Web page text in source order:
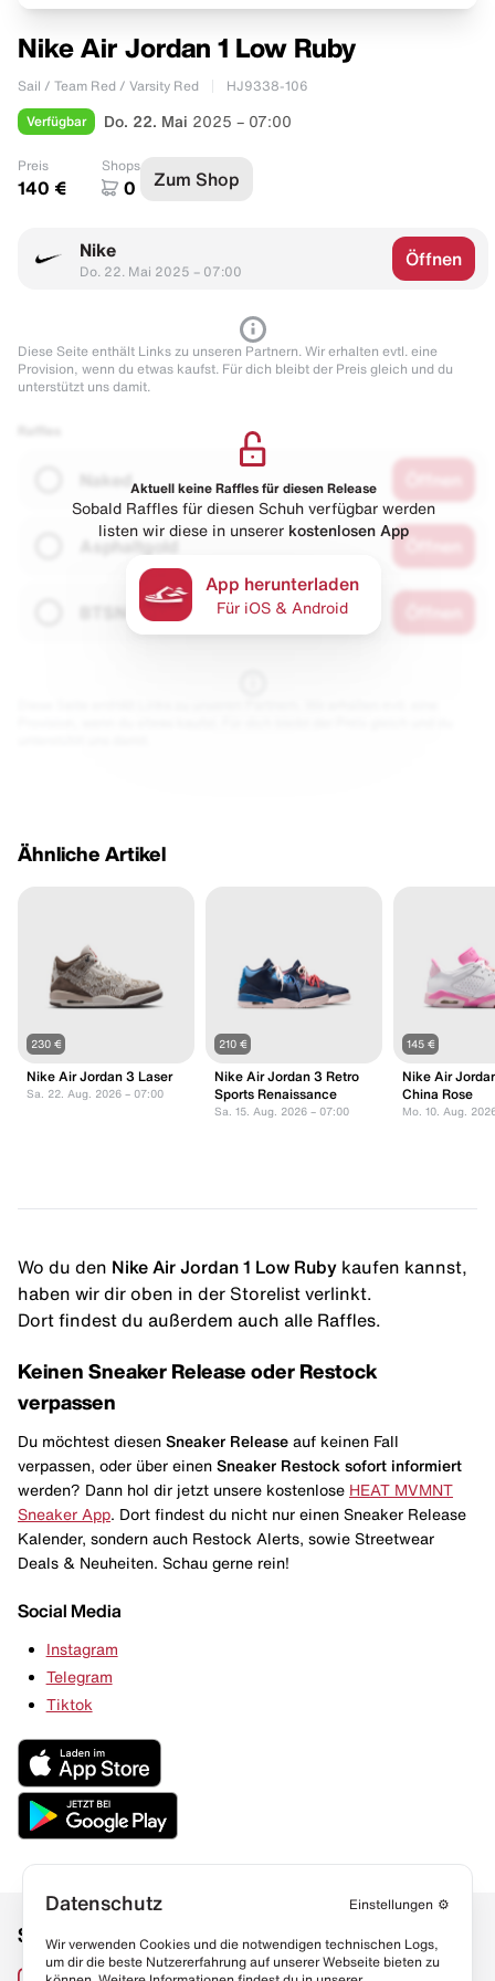
Nike Air Jordan 1 Low Ruby
Sail / Team Red / Varsity Red HJ9338-106
Verfügbar Do. 22. Mai 2025 – 07:00
Preis
140 €
Shops
0 Zum Shop
Nike
Do. 22. Mai 2025 – 07:00
Öffnen
Diese Seite enthält Links zu unseren Partnern. Wir erhalten evtl. eine
Provision, wenn du etwas kaufst. Für dich bleibt der Preis gleich und du
unterstützt uns damit.
Naked
Asphaltgold
Aktuell keine Raffles für diesen Release
Sobald Raffles für diesen Schuh verfügbar werden
listen wir diese in unserer kostenlosen App
App herunterladen
Für iOS & Android
Ähnliche Artikel
230 €
Nike Air Jordan 3 Laser
Sa. 22. Aug. 2026 – 07:00
210 €
Nike Air Jordan 3 Retro
Sports Renaissance
Sa. 15. Aug. 2026 – 07:00
145 €
Nike Air
China Rose
Mo. 10. Aug.
Wo du den Nike Air Jordan 1 Low Ruby kaufen kannst,
haben wir dir oben in der Storelist verlinkt.
Dort findest du außerdem auch alle Raffles.
Keinen Sneaker Release oder Restock
verpassen
Du möchtest diesen Sneaker Release auf keinen Fall
verpassen, oder über einen Sneaker Restock sofort informiert
werden? Dann hol dir jetzt unsere kostenlose HEAT MVMNT
Sneaker App . Dort findest du nicht nur einen Sneaker Release
Kalender, sondern auch Restock Alerts, sowie Streetwear
Deals & Neuheiten. Schau gerne rein!
Social Media
Instagram
Telegram
Tiktok
Social Media Links
Sneaker Lexikon
Datenschutz Einstellungen ⚙️
Wir verwenden Cookies und die notwendigen technischen Logs,
um dir die beste Nutzererfahrung auf unserer Webseite bieten zu